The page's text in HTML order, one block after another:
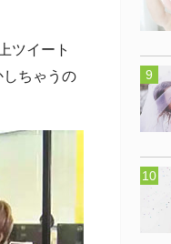
ツイート
ちゃうの